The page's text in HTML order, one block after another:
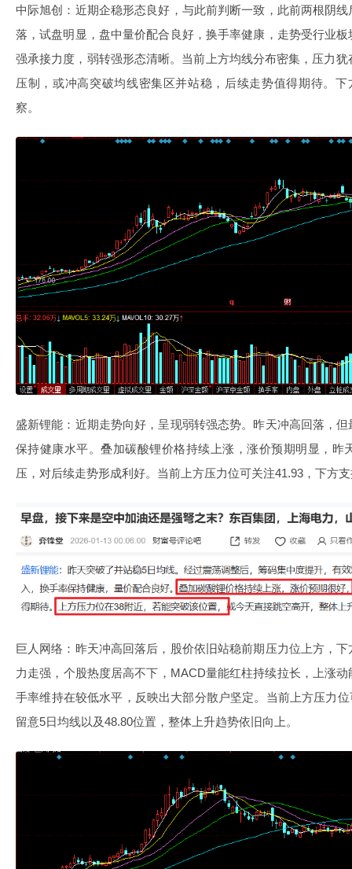
中际旭创：近期企稳形态良好，与此前判断一致，此前两根阴
落，试盘明显，盘中量价配合良好，换手率健康，走势受行业
强承接力度，弱转强形态清晰。当前上方均线分布密集，压力
压制，或冲高突破均线密集区并站稳，后续走势值得期待。
察。
盛新锂能：近期走势向好，呈现弱转强态势。昨天冲高回落，
保持健康水平。叠加碳酸锂价格持续上涨，涨价预期明显，昨
压，对后续走势形成利好。当前上方压力位可关注41.93，下方
巨人网络：昨天冲高回落后，股价依旧站稳前期压力位上方，
力走强，个股热度居高不下，MACD量能红柱持续拉长，上涨
手率维持在较低水平，反映出大部分散户坚定。当前上方压力
留意5日均线以及48.80位置，整体上升趋势依旧向上。